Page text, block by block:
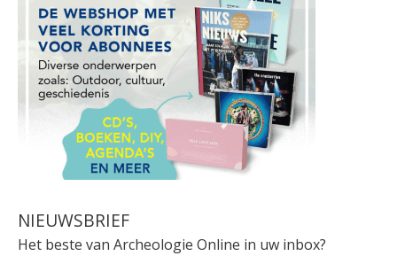
NIEUWSBRIEF
Het beste van Archeologie Online in uw inbox?